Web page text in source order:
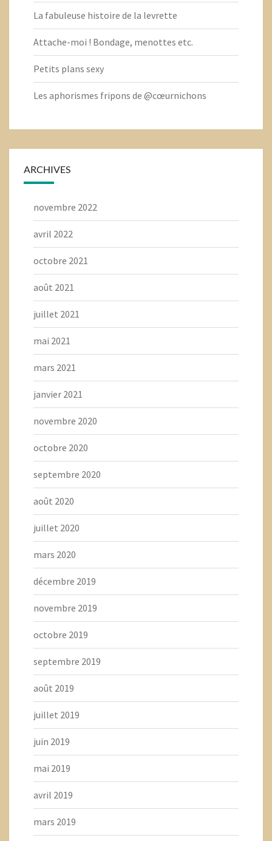
La fabuleuse histoire de la levrette
Attache-moi ! Bondage, menottes etc.
Petits plans sexy
Les aphorismes fripons de @cœurnichons
ARCHIVES
novembre 2022
avril 2022
octobre 2021
août 2021
juillet 2021
mai 2021
mars 2021
janvier 2021
novembre 2020
octobre 2020
septembre 2020
août 2020
juillet 2020
mars 2020
décembre 2019
novembre 2019
octobre 2019
septembre 2019
août 2019
juillet 2019
juin 2019
mai 2019
avril 2019
mars 2019